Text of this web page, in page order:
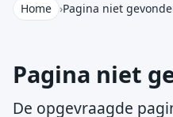
Home ›Pagina niet
Pagina niet
De opgevraagde